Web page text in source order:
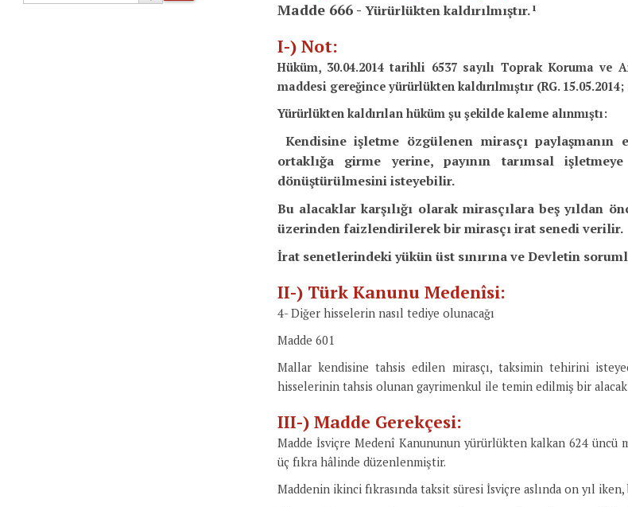
Madde 666 - Yürürlükten kaldırılmıştır.ı
I-) Not:
Hüküm, 30.04.2014 tarihli 6537 sayılı Toprak Koruma ve
maddesi gereğince yürürlükten kaldırılmıştır (RG. 15.05.2014;
Yürürlükten kaldırılan hüküm şu şekilde kaleme alınmıştı:
Kendisine işletme özgülenen mirasçı
ortaklığa girme yerine, payının tarımsal
dönüştürülmesini isteyebilir.
Bu alacaklar karşılığı olarak mirasçılara beş yıldan
üzerinden faizlendirilerek bir mirasçı irat senedi verilir.
İrat senetlerindeki yükün üst sınırına ve Devletin
II-) Türk Kanunu Medenîsi:
4- Diğer hisselerin nasıl tediye olunacağı
Madde 601
Mallar kendisine tahsis edilen mirasçı, taksimin tehirini
hisselerinin tahsis olunan gayrimenkul ile temin edilmiş bir
III-) Madde Gerekçesi:
Madde İsviçre Medenî Kanununun yürürlükten kalkan 624 üncü
üç fıkra hâlinde düzenlenmiştir.
Maddenin ikinci fıkrasında taksit süresi İsviçre aslında on yıl